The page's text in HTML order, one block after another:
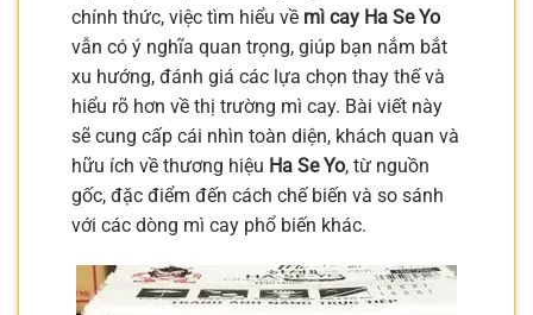
chính thức, việc tìm hiểu về mì cay Ha Se Yo
vẫn có ý nghĩa quan trọng, giúp bạn nắm bắt
xu hướng, đánh giá các lựa chọn thay thế và
hiểu rõ hơn về thị trường mì cay. Bài viết này
sẽ cung cấp cái nhìn toàn diện, khách quan và
hữu ích về thương hiệu Ha Se Yo, từ nguồn
gốc, đặc điểm đến cách chế biến và so sánh
với các dòng mì cay phổ biến khác.